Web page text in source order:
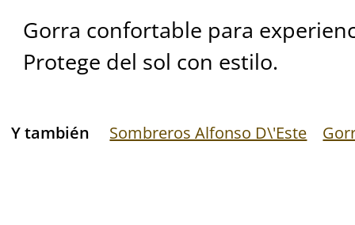
Gorra confortable para
Protege del sol con estilo.
Y también Sombreros Alfonso D\'Este